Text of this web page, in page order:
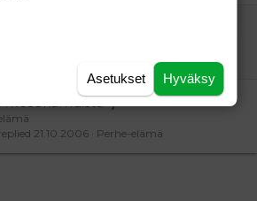
Perhe-elämä
mesekamuista=)
Perhe-elämä
21.10.2006
Hyväksy
Asetukset